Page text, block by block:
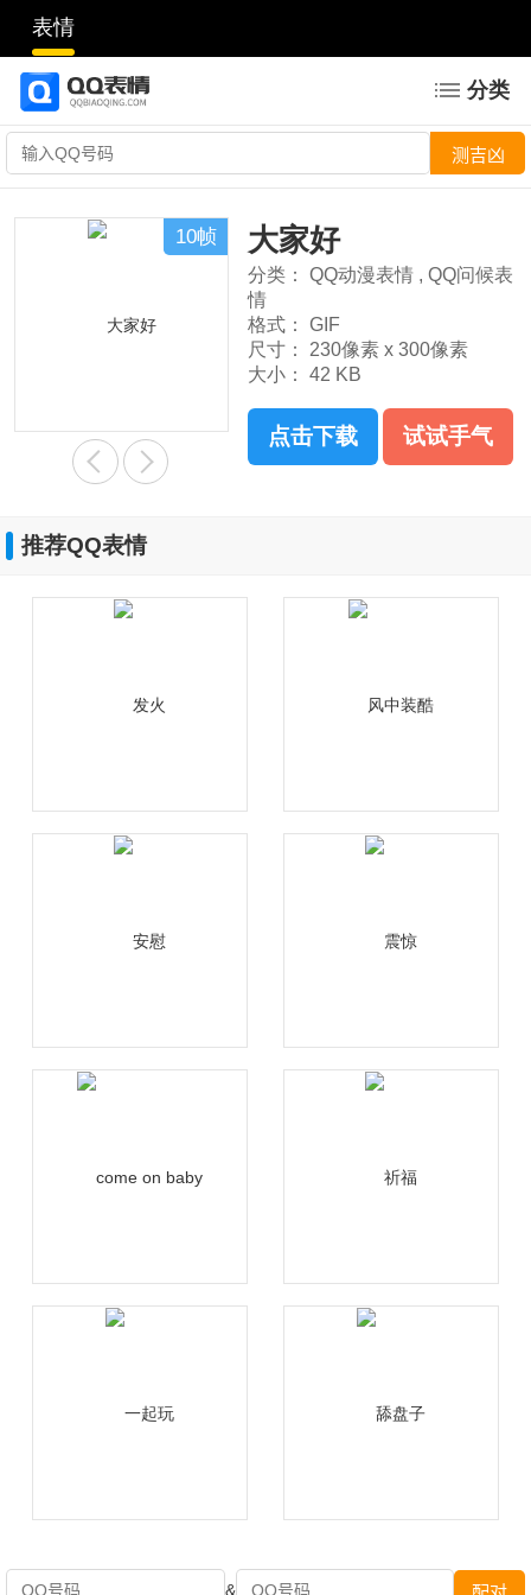
表情
分类
10帧 大家好
分类： QQ动漫表情 , QQ问候表
情
格式：
GIF
尺寸：
230像素 x 300像素
大小：
42 KB
点击下载 试试手气
推荐QQ表情